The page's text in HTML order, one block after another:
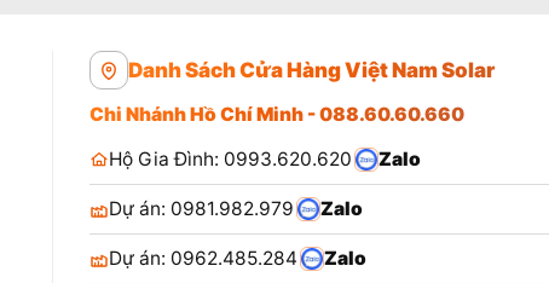
Danh Sách Cửa Hàng Việt Nam Solar
Chi Nhánh Hồ Chí Minh - 088.60.60.660
Hộ Gia Đình: 0993.620.620
Zalo
Dự án: 0981.982.979 Zalo
Dự án: 0962.485.284 Zalo